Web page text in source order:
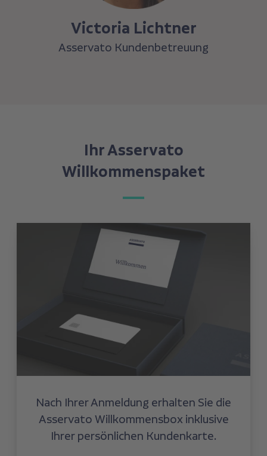
Victoria Lichtner
Asservato Kundenbetreuung
Ihr Asservato
Willkommenspaket
Nach Ihrer Anmeldung erhalten Sie die
Asservato Willkommensbox inklusive
Ihrer persönlichen Kundenkarte.